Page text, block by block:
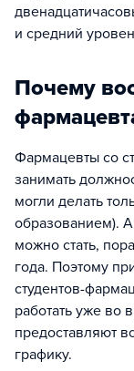
и средний
Почему
Фармацевты со
занимать
могли делать
образованием).
можно стать,
года. Поэтому
студентов-
работать уже во
предоставляют
графику.